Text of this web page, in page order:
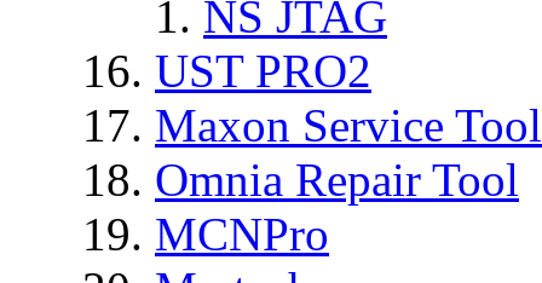
NS JTAG
UST PRO2
Maxon Service
Omnia Repair Tool
MCNPro